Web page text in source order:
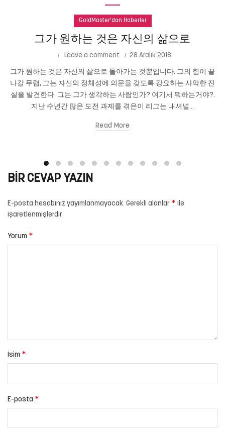
GoldMaster'dan Haberler
그가 원하는 것은 자신의 삶으로
Leave a comment 28 Aralık 2018
그가 원하는 것은 자신의 삶으로 돌아가는 것뿐입니다. 그의 힘이 끝
나갈 무렵, 그는 자신의 정체성에 의문을 갖도록 강요하는 사악한 진
실을 발견한다. 그는 그가 생각하는 사람인가? 여기서 뭐하는거야?.
지난 수년간 많은 도전 과제를 겪은이 리그는 내셔널...
Read More
BIR CEVAP YAZIN
E-posta hesabınız yayımlanmayacak. Gerekli alanlar * ile
işaretlenmişlerdir
Yorum *
İsim *
E-posta *